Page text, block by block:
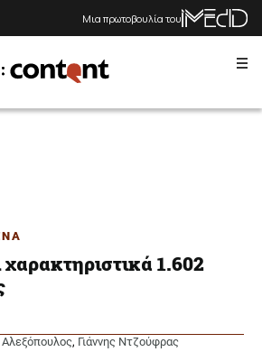
Μια πρωτοβουλία του
χαρακτηριστικά 1.602
, Γιάννης Ντζούφρας